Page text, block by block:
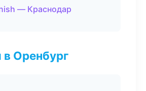
— Краснодар
Оренбург